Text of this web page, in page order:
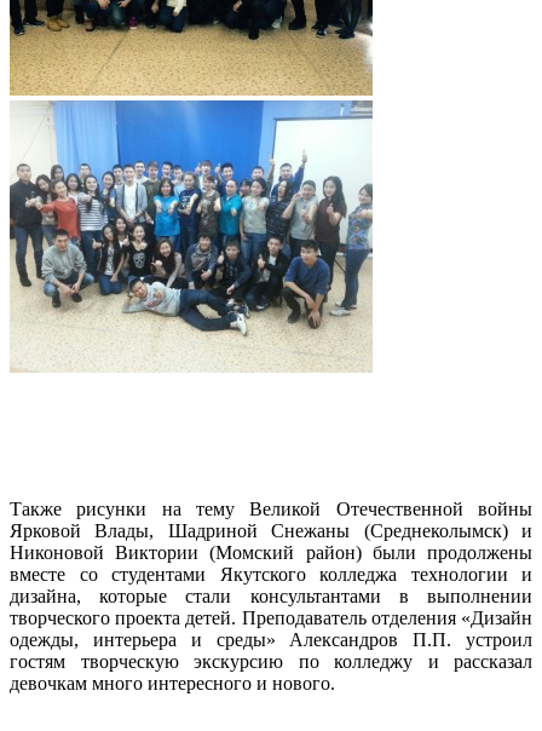
Также рисунки на тему Великой Отечественной войны
Ярковой Влады, Шадриной Снежаны (Среднеколымск) и
Никоновой Виктории (Момский район) были продолжены
вместе со студентами Якутского колледжа технологии и
дизайна, которые стали консультантами в выполнении
творческого проекта детей. Преподаватель отделения «Дизайн
одежды, интерьера и среды» Александров П.П. устроил
гостям творческую экскурсию по колледжу и рассказал
девочкам много интересного и нового.